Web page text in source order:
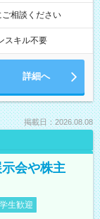
相談ください
スキル不要
詳細へ
掲載日：2026.08.08
会や株主
生歓迎